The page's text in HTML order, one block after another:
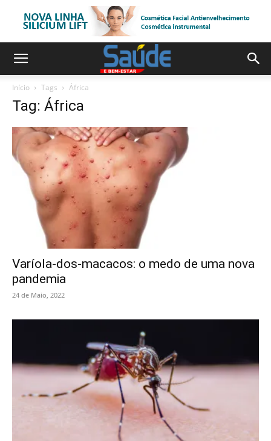
Início Tags África
Tag: África
Varíola-dos-macacos: o medo de uma nova
pandemia
24 de Maio, 2022